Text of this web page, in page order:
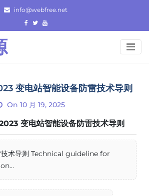
info@webfree.net
变电站智能设备防雷技术导则
On 10 月 19, 2025
变电站智能设备防雷技术导则
技术导则 Technical guideline for